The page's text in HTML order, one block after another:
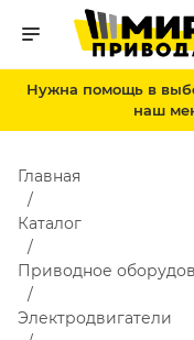
Нужна помощь в
наш
Главная
Каталог
Приводное
Электродвигатели